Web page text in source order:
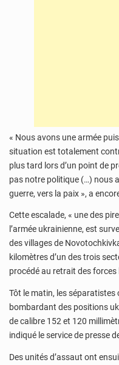
« Nous avons une armée
situation est totalement
plus tard lors d’un point de
pas notre politique (…) nous
guerre, vers la paix », a
Cette escalade, « une des
l’armée ukrainienne, est
des villages de
kilomètres d’un des trois
procédé au retrait des forces
Tôt le matin, les séparatistes
bombardant des positions
de calibre 152 et 120
indiqué le service de presse
Des unités d’assaut ont